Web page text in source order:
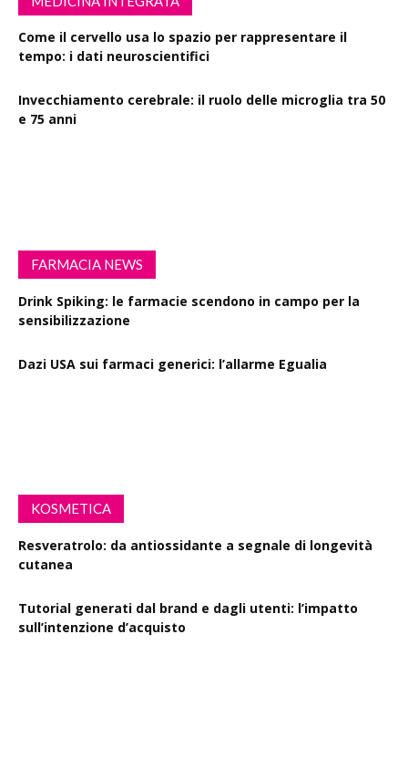
Come il cervello usa lo spazio per rappresentare il
tempo: i dati neuroscientifici
Invecchiamento cerebrale: il ruolo delle microglia tra 50
e 75 anni
FARMACIA NEWS
Drink Spiking: le farmacie scendono in campo per la
sensibilizzazione
Dazi USA sui farmaci generici: l’allarme Egualia
KOSMETICA
Resveratrolo: da antiossidante a segnale di longevità
cutanea
Tutorial generati dal brand e dagli utenti: l’impatto
sull’intenzione d’acquisto